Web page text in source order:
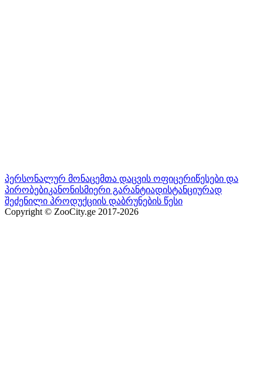
პერსონალურ მონაცემთა დაცვის ოფიცერიწესები და
პირობებიკანონისმიერი გარანტიადისტანციურად
შეძენილი პროდუქციის დაბრუნების წესი
Copyright © ZooCity.ge 2017-2026